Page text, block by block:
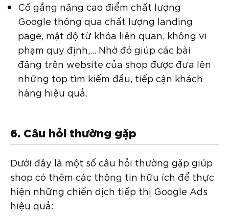
Cố gắng nâng cao điểm chất lượng
Google thông qua chất lượng landing
page, mật độ từ khóa liên quan, không vi
phạm quy định,… Nhờ đó giúp các bài
đăng trên website của shop được đưa lên
những top tìm kiếm đầu, tiếp cận khách
hàng hiệu quả.
6. Câu hỏi thường gặp
Dưới đây là một số câu hỏi thường gặp giúp
shop có thêm các thông tin hữu ích để thực
hiện những chiến dịch tiếp thị Google Ads
hiệu quả: